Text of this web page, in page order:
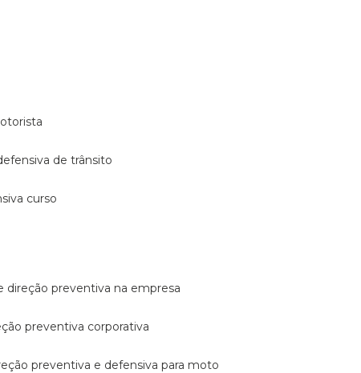
de trânsito
curso
direção preventiva na empresa
preventiva corporativa
preventiva e defensiva para moto